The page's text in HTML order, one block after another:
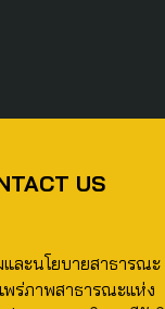
US
ละนโยบายสาธารณะ
พร่ภาพสาธารณะแห่ง